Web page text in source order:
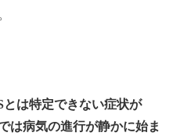
とは特定できない症状が
は病気の進行が静かに始ま